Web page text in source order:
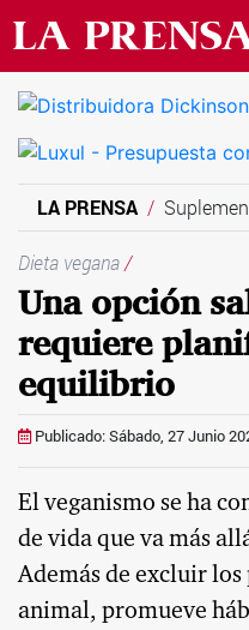
LA PRENSA
Dieta vegana/
Una opción
requiere
equilibrio
Publicado: Sábado, 27 Junio
El veganismo se ha
de vida que va más
Además de excluir
animal, promueve